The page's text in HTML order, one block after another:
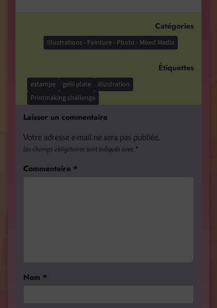
Catégories
Illustrations - Peinture - Photo - Mixed Media
Étiquettes
estampe gelli plate
illustration
Printmaking challenge
Laisser un commentaire
Votre adresse e-mail ne sera pas publiée.
Les champs obligatoires sont indiqués avec *
Commentaire *
Nom *